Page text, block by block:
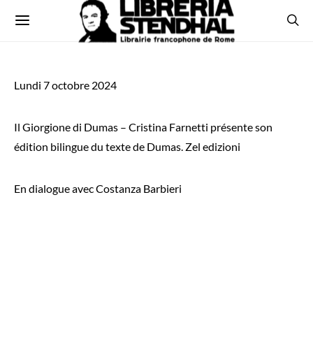
Lundi 7 octobre 2024
Il Giorgione di Dumas – Cristina Farnetti présente son
édition bilingue du texte de Dumas. Zel edizioni
En dialogue avec Costanza Barbieri